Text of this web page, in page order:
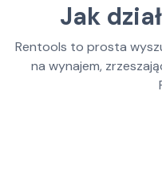
Jak
Rentools to prosta
na wynajem,